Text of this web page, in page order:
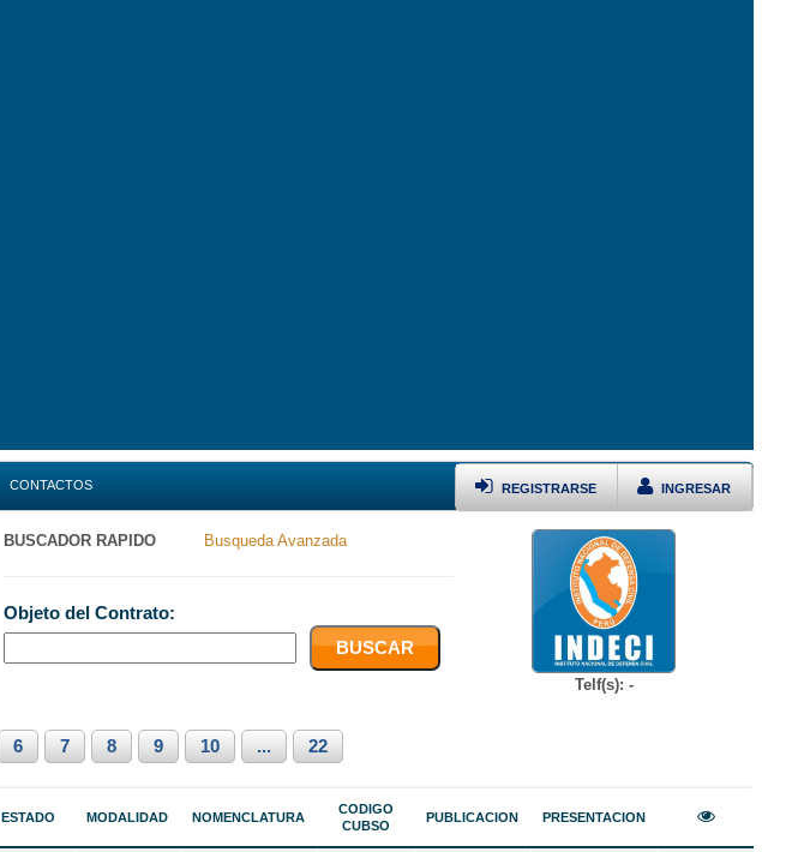
CONTACTOS INGRESAR
REGISTRARSE
BUSCADOR RAPIDO Busqueda Avanzada
Objeto del Contrato:
Telf(s): -
6 7 8 9 10 ... 22
ESTADO MODALIDAD NOMENCLATURA
CODIGO
CUBSO
PUBLICACION PRESENTACION